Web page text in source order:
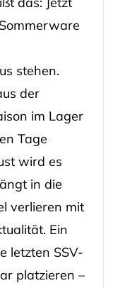
stehen.
der
im Lager
Tage
wird es
in die
verlieren mit
Ein
letzten SSV-
platzieren –